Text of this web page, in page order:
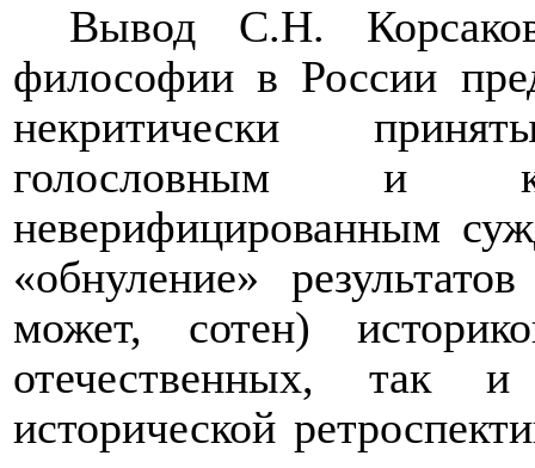
Вывод С.Н.
философии в России
некритически
голословным и
неверифицированным
«обнуление»
может, сотен)
отечественных, так
исторической